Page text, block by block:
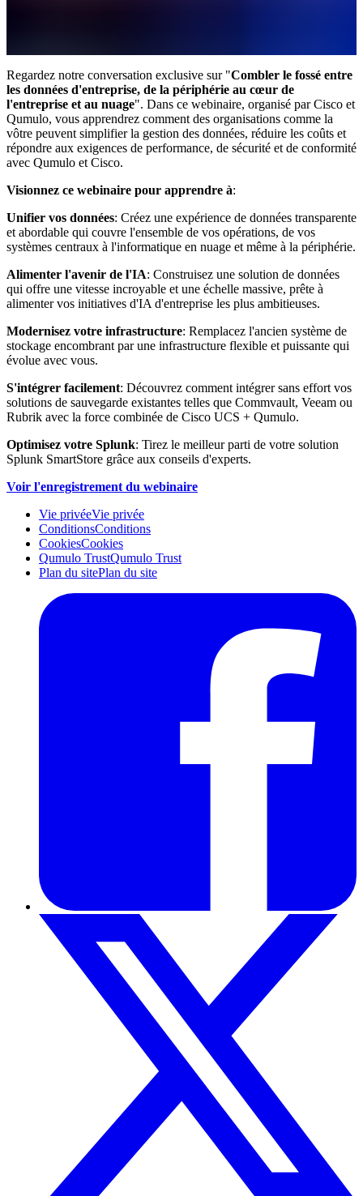
Regardez notre conversation exclusive sur "Combler le fossé entre
les données d'entreprise, de la périphérie au cœur de
l'entreprise et au nuage". Dans ce webinaire, organisé par Cisco et
Qumulo, vous apprendrez comment des organisations comme la
vôtre peuvent simplifier la gestion des données, réduire les coûts et
répondre aux exigences de performance, de sécurité et de conformité
avec Qumulo et Cisco.
Visionnez ce webinaire pour apprendre à:
Unifier vos données: Créez une expérience de données transparente
et abordable qui couvre l'ensemble de vos opérations, de vos
systèmes centraux à l'informatique en nuage et même à la périphérie.
Alimenter l'avenir de l'IA: Construisez une solution de données
qui offre une vitesse incroyable et une échelle massive, prête à
alimenter vos initiatives d'IA d'entreprise les plus ambitieuses.
Modernisez votre infrastructure: Remplacez l'ancien système de
stockage encombrant par une infrastructure flexible et puissante qui
évolue avec vous.
S'intégrer facilement: Découvrez comment intégrer sans effort vos
solutions de sauvegarde existantes telles que Commvault, Veeam ou
Rubrik avec la force combinée de Cisco UCS + Qumulo.
Optimisez votre Splunk: Tirez le meilleur parti de votre solution
Splunk SmartStore grâce aux conseils d'experts.
Voir l'enregistrement du webinaire
Vie privéeVie privée
ConditionsConditions
CookiesCookies
Qumulo TrustQumulo Trust
Plan du sitePlan du site